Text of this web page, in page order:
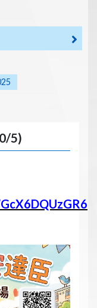
5)